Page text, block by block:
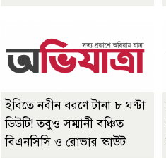
ইবিতে নবীন বরণে টানা ৮ ঘণ্টা
ডিউটি! তবুও সম্মানী বঞ্চিত
বিএনসিসি ও রোভার স্কাউট